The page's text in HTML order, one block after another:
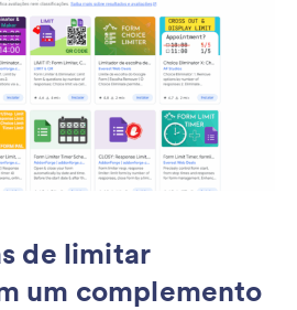
de limitar
um complemento